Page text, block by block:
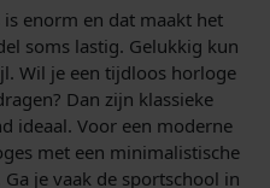
enorm en dat maakt het
soms lastig. Gelukkig kun
Wil je een tijdloos horloge
Dan zijn klassieke
ideaal. Voor een moderne
met een minimalistische
je vaak de sportschool in